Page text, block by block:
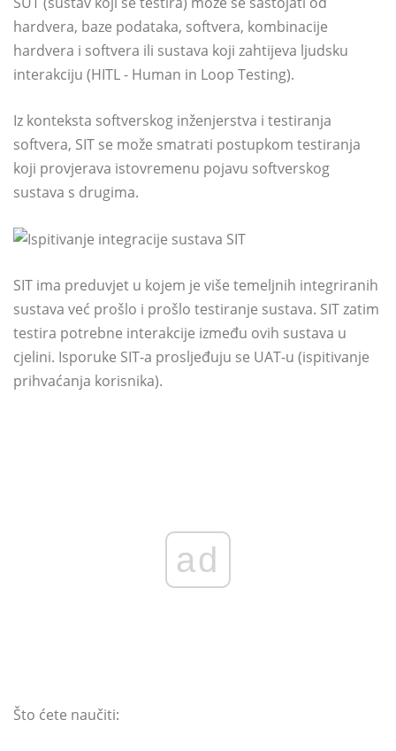
hardvera, baze podataka, softvera, kombinacije
hardvera i softvera ili sustava koji zahtijeva ljudsku
interakciju (HITL - Human in Loop Testing).
Iz konteksta softverskog inženjerstva i testiranja
softvera, SIT se može smatrati postupkom testiranja
koji provjerava istovremenu pojavu softverskog
sustava s drugima.
SIT ima preduvjet u kojem je više temeljnih integriranih
sustava već prošlo i prošlo testiranje sustava. SIT zatim
testira potrebne interakcije između ovih sustava u
cjelini. Isporuke SIT-a prosljeđuju se UAT-u (ispitivanje
prihvaćanja korisnika).
ad
Što ćete naučiti: